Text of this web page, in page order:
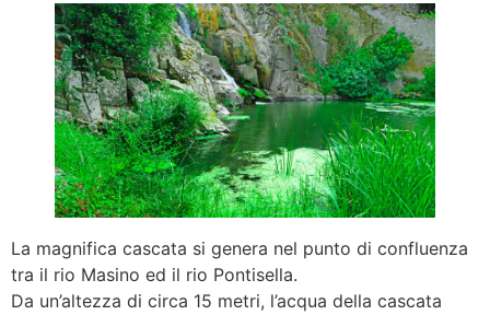
La magnifica cascata si genera nel punto di confluenza
tra il rio Masino ed il rio Pontisella.
Da un’altezza di circa 15 metri, l’acqua della cascata